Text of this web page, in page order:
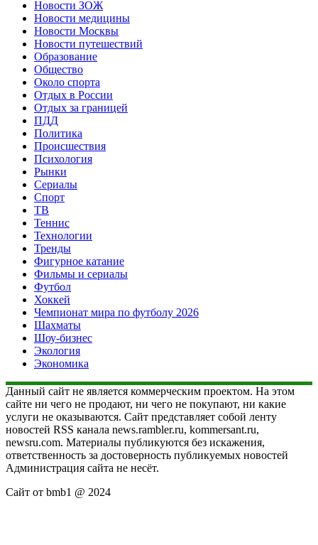
Новости ЗОЖ
Новости медицины
Новости Москвы
Новости путешествий
Образование
Общество
Около спорта
Отдых в России
Отдых за границей
ПДД
Политика
Происшествия
Психология
Рынки
Сериалы
Спорт
ТВ
Теннис
Технологии
Тренды
Фигурное катание
Фильмы и сериалы
Футбол
Хоккей
Чемпионат мира по футболу 2026
Шахматы
Шоу-бизнес
Экология
Экономика
Данный сайт не является коммерческим проектом. На этом
сайте ни чего не продают, ни чего не покупают, ни какие
услуги не оказываются. Сайт представляет собой ленту
новостей RSS канала news.rambler.ru, kommersant.ru,
newsru.com. Материалы публикуются без искажения,
ответственность за достоверность публикуемых новостей
Администрация сайта не несёт.
Сайт от bmb1 @ 2024